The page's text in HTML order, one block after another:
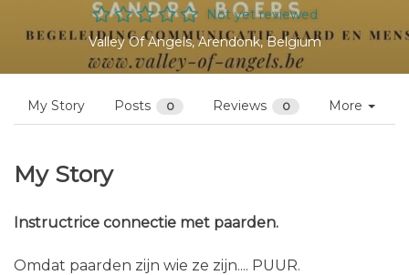
Not yet reviewed
Valley Of Angels, Arendonk, Belgium
My Story Posts 0 Reviews 0 More
My Story
Instructrice connectie met paarden.
Omdat paarden zijn wie ze zijn.... PUUR.